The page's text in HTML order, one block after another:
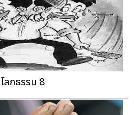
โลกธรรม 8